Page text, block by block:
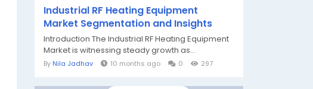
Industrial RF Heating Equipment
Market Segmentation and Insights
Introduction The Industrial RF Heating Equipment
Market is witnessing steady growth as...
By Nila Jadhav 10 months ago 0 297